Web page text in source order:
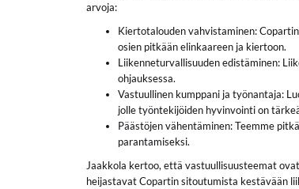
arvoja:
Kiertotalouden vahvistaminen:
osien pitkään elinkaareen ja kiertoon.
Liikenneturvallisuuden edistäminen:
ohjauksessa.
Vastuullinen kumppani ja työnantaja:
jolle työntekijöiden hyvinvointi on
Päästöjen vähentäminen: Teemme
parantamiseksi.
Jaakkola kertoo, että vastuullisuusteemat
heijastavat Copartin sitoutumista kestävään